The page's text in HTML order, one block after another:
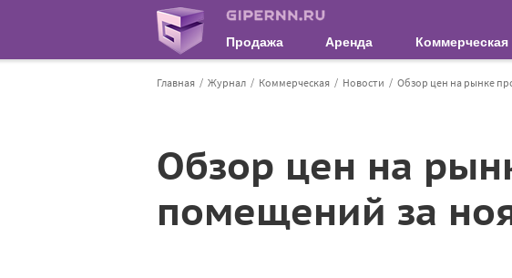
Продажа Аренда Коммерческая
Главная Журнал Коммерческая Новости Обзор цен на рынке
Обзор цен на
помещений за